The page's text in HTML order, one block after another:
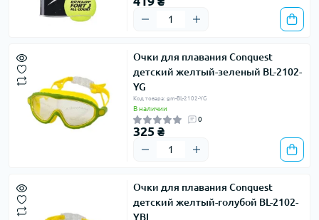
Очки для плавания Conquest
детский желтый-зеленый BL-2102-
YG
Код товара: gm-BL-2102-YG
В наличии
0
325 ₴
Очки для плавания Conquest
детский желтый-голубой BL-2102-
YBL